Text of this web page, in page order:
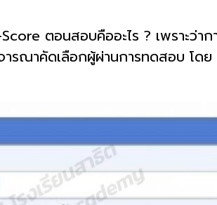
ตอนสอบคืออะไร ? เพราะว่า
รณาคัดเลือกผู้ผ่านการทดสอบ โด